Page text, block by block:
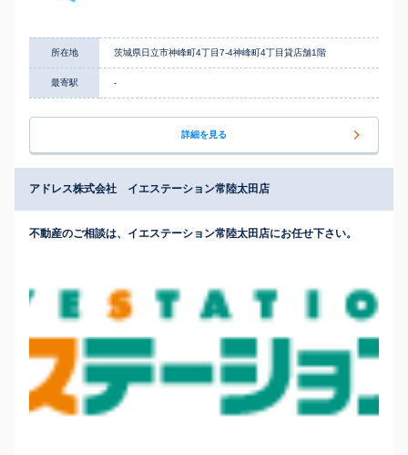
所在地 茨城県日立市神峰町4丁目7-4神峰町4丁目貸店舗1階
最寄駅 -
詳細を見る
アドレス株式会社 イエステーション常陸太田店
不動産のご相談は、イエステーション常陸太田店にお任せ下さい。